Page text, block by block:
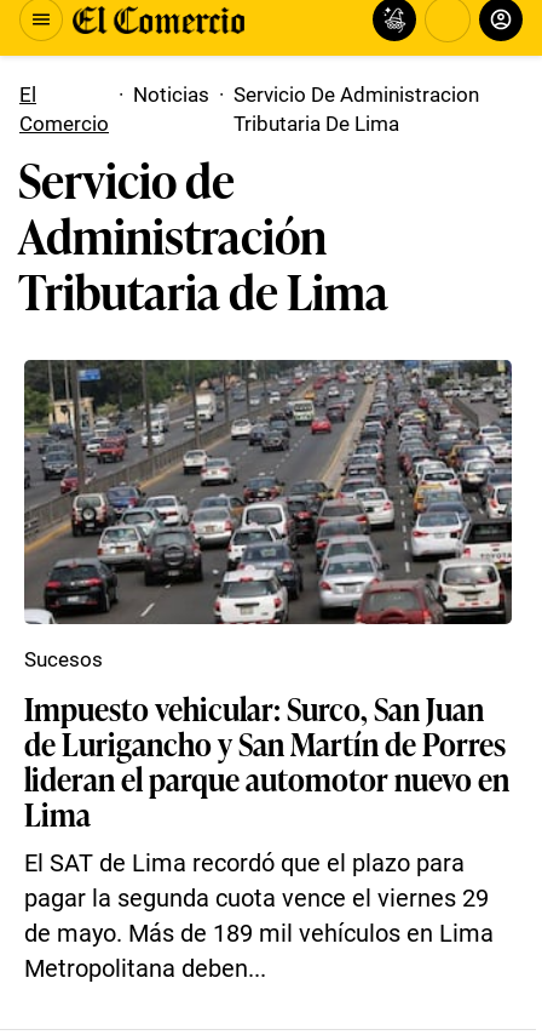
El
Comercio
· Noticias · Servicio De Administracion
Tributaria De Lima
Servicio de
Administración
Tributaria de Lima
Impuesto vehicular: Surco, San Juan
de Lurigancho y San Martín de Porres
lideran el parque automotor nuevo en
Lima
El SAT de Lima recordó que el plazo para
pagar la segunda cuota vence el viernes 29
de mayo. Más de 189 mil vehículos en Lima
Metropolitana deben...
Sucesos